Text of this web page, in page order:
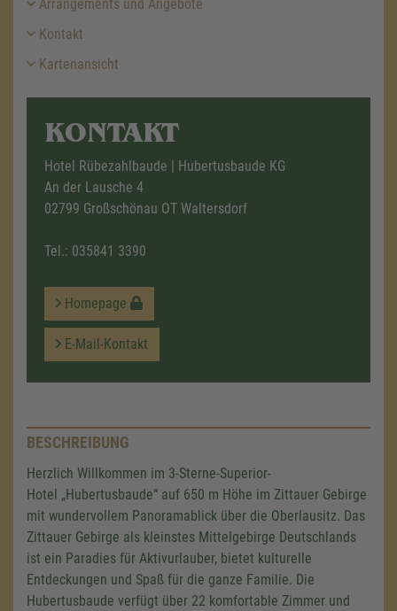
Arrangements und Angebote
Kontakt
Kartenansicht
KONTAKT
Hotel Rübezahlbaude | Hubertusbaude KG
An der Lausche 4
02799 Großschönau OT Waltersdorf
Tel.: 035841 3390
Homepage
E-Mail-Kontakt
BESCHREIBUNG
Herzlich Willkommen im 3-Sterne-Superior-
Hotel „Hubertusbaude“ auf 650 m Höhe im Zittauer Gebirge
mit wundervollem Panoramablick über die Oberlausitz. Das
Zittauer Gebirge als kleinstes Mittelgebirge Deutschlands
ist ein Paradies für Aktivurlauber, bietet kulturelle
Entdeckungen und Spaß für die ganze Familie. Die
Hubertusbaude verfügt über 22 komfortable Zimmer und